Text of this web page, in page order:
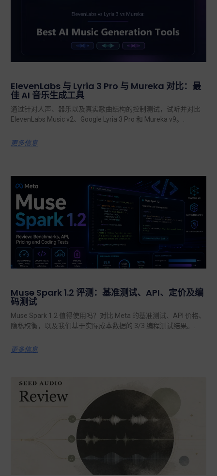
ElevenLabs 与 Lyria 3 Pro 与 Mureka 对比：最
佳 AI 音乐生成工具
通过针对人声、器乐以及真实歌曲结构的控制测试，试听并对比
ElevenLabs Music v2、Google Lyria 3 Pro 和 Mureka v9。.
更多信息
Muse Spark 1.2 评测：基准测试、API、定价及编
码测试
Muse Spark 1.2 值得使用吗？对比 Meta 的基准测试、API 价格、
隐私权衡，以及我们基于实际成本数据的 3/3 编程测试结果。.
更多信息